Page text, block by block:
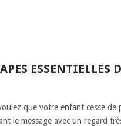
ESSENTIELLES
que votre enfant cesse de
le message avec un regard